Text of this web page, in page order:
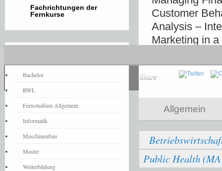
Customer
Analysis –
Marketing in
Share
Allgemein
Public Health
Fachrichtungen der
Fernkurse
Bachelor
BWL
Fernstudium Allgemein
Informatik
Maschinenbau
Master
Weiterbildung